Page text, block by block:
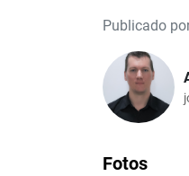
Publicado
Fotos